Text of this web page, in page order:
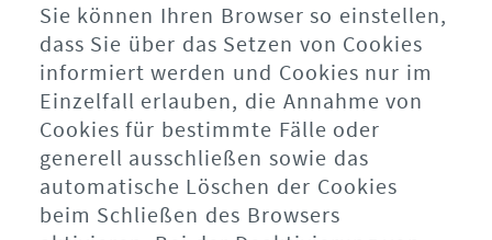
Sie können Ihren Browser so einstellen,
dass Sie über das Setzen von Cookies
informiert werden und Cookies nur im
Einzelfall erlauben, die Annahme von
Cookies für bestimmte Fälle oder
generell ausschließen sowie das
automatische Löschen der Cookies
beim Schließen des Browsers